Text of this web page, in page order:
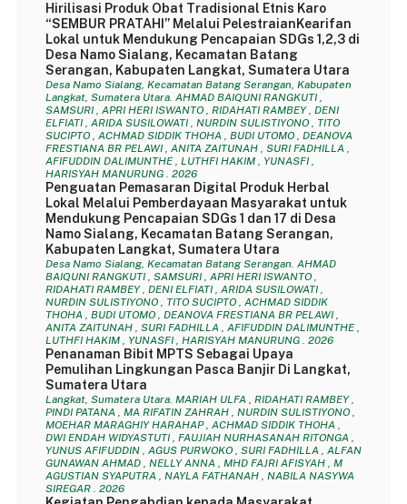
Hirilisasi Produk Obat Tradisional Etnis Karo
“SEMBUR PRATAHI” Melalui PelestraianKearifan
Lokal untuk Mendukung Pencapaian SDGs 1,2,3 di
Desa Namo Sialang, Kecamatan Batang
Serangan, Kabupaten Langkat, Sumatera Utara
Desa Namo Sialang, Kecamatan Batang Serangan, Kabupaten
Langkat, Sumatera Utara. AHMAD BAIQUNI RANGKUTI ,
SAMSURI , APRI HERI ISWANTO , RIDAHATI RAMBEY , DENI
ELFIATI , ARIDA SUSILOWATI , NURDIN SULISTIYONO , TITO
SUCIPTO , ACHMAD SIDDIK THOHA , BUDI UTOMO , DEANOVA
FRESTIANA BR PELAWI , ANITA ZAITUNAH , SURI FADHILLA ,
AFIFUDDIN DALIMUNTHE , LUTHFI HAKIM , YUNASFI ,
HARISYAH MANURUNG . 2026
Penguatan Pemasaran Digital Produk Herbal
Lokal Melalui Pemberdayaan Masyarakat untuk
Mendukung Pencapaian SDGs 1 dan 17 di Desa
Namo Sialang, Kecamatan Batang Serangan,
Kabupaten Langkat, Sumatera Utara
Desa Namo Sialang, Kecamatan Batang Serangan. AHMAD
BAIQUNI RANGKUTI , SAMSURI , APRI HERI ISWANTO ,
RIDAHATI RAMBEY , DENI ELFIATI , ARIDA SUSILOWATI ,
NURDIN SULISTIYONO , TITO SUCIPTO , ACHMAD SIDDIK
THOHA , BUDI UTOMO , DEANOVA FRESTIANA BR PELAWI ,
ANITA ZAITUNAH , SURI FADHILLA , AFIFUDDIN DALIMUNTHE ,
LUTHFI HAKIM , YUNASFI , HARISYAH MANURUNG . 2026
Penanaman Bibit MPTS Sebagai Upaya
Pemulihan Lingkungan Pasca Banjir Di Langkat,
Sumatera Utara
Langkat, Sumatera Utara. MARIAH ULFA , RIDAHATI RAMBEY ,
PINDI PATANA , MA RIFATIN ZAHRAH , NURDIN SULISTIYONO ,
MOEHAR MARAGHIY HARAHAP , ACHMAD SIDDIK THOHA ,
DWI ENDAH WIDYASTUTI , FAUJIAH NURHASANAH RITONGA ,
YUNUS AFIFUDDIN , AGUS PURWOKO , SURI FADHILLA , ALFAN
GUNAWAN AHMAD , NELLY ANNA , MHD FAJRI AFISYAH , M
AGUSTIAN SYAPUTRA , NAYLA FATHANAH , NABILA NASYWA
SIREGAR . 2026